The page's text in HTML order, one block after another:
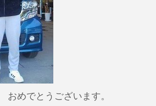
おめでとうございます。